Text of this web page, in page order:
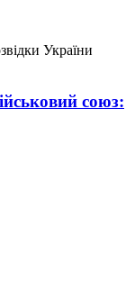
України
союз: